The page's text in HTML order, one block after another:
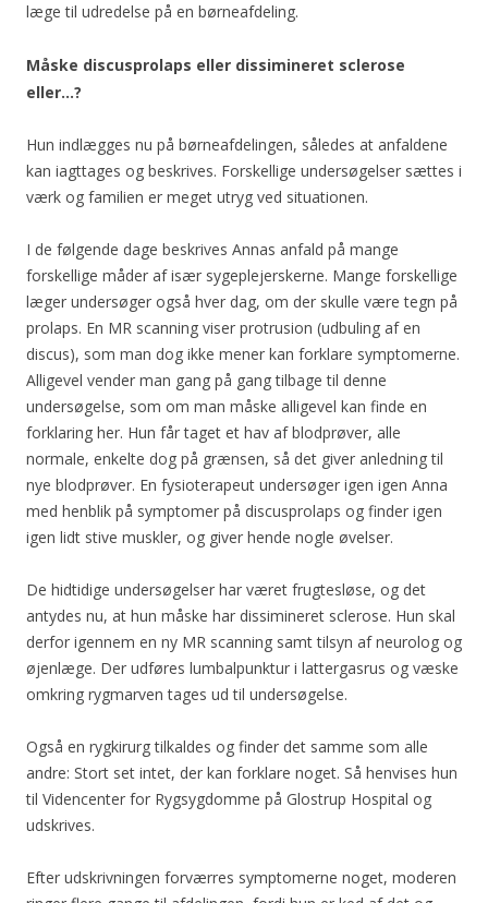
læge til udredelse på en børneafdeling.
Måske discusprolaps eller dissimineret sclerose
eller…?
Hun indlægges nu på børneafdelingen, således at anfaldene
kan iagttages og beskrives. Forskellige undersøgelser sættes i
værk og familien er meget utryg ved situationen.
I de følgende dage beskrives Annas anfald på mange
forskellige måder af især sygeplejerskerne. Mange forskellige
læger undersøger også hver dag, om der skulle være tegn på
prolaps. En MR scanning viser protrusion (udbuling af en
discus), som man dog ikke mener kan forklare symptomerne.
Alligevel vender man gang på gang tilbage til denne
undersøgelse, som om man måske alligevel kan finde en
forklaring her. Hun får taget et hav af blodprøver, alle
normale, enkelte dog på grænsen, så det giver anledning til
nye blodprøver. En fysioterapeut undersøger igen igen Anna
med henblik på symptomer på discusprolaps og finder igen
igen lidt stive muskler, og giver hende nogle øvelser.
De hidtidige undersøgelser har været frugtesløse, og det
antydes nu, at hun måske har dissimineret sclerose. Hun skal
derfor igennem en ny MR scanning samt tilsyn af neurolog og
øjenlæge. Der udføres lumbalpunktur i lattergasrus og væske
omkring rygmarven tages ud til undersøgelse.
Også en rygkirurg tilkaldes og finder det samme som alle
andre: Stort set intet, der kan forklare noget. Så henvises hun
til Videncenter for Rygsygdomme på Glostrup Hospital og
udskrives.
Efter udskrivningen forværres symptomerne noget, moderen